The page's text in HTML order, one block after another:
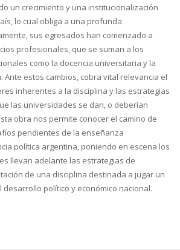
un crecimiento y una institucionalización
lo cual obliga a una profunda
sus egresados han comenzado a
profesionales, que se suman a los
como la docencia universitaria y la
Ante estos cambios, cobra vital relevancia el
inherentes a la disciplina y las estrategias
las universidades se dan, o deberían
obra nos permite conocer el camino de
pendientes de la enseñanza
política argentina, poniendo en escena los
llevan adelante las estrategias de
de una disciplina destinada a jugar un
político y económico nacional.